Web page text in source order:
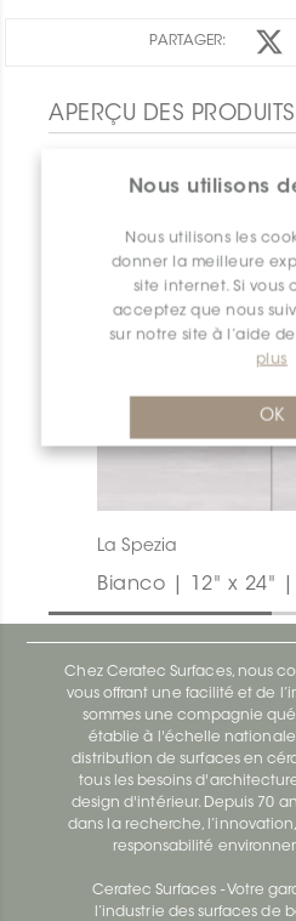
Nous utilisons
Nous utilisons les
donner la meilleure
site internet. Si vous
acceptez que nous
sur notre site à l’aide
plus
OK
PARTAGER:
APERÇU DES PRODUITS
La Spezia
Bianco | 12" x 24"
Chez Ceratec Surfaces, nous
vous offrant une facilité et de
sommes une compagnie
établie à l'échelle
distribution de surfaces en
tous les besoins
design d'intérieur. Depuis 70
dans la recherche,
responsabilité
Ceratec Surfaces - Votre
l’industrie des surfaces de